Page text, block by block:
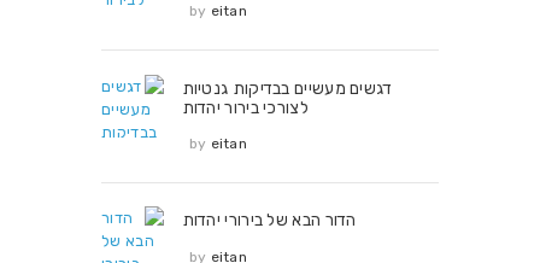
by eitan
דגשים מעשיים בבדיקות גנטיות
לצורכי בירור יהדות
by eitan
הדור הבא של בירורי יהדות
by eitan